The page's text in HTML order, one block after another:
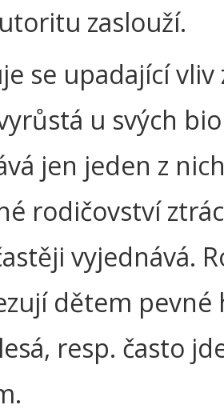
zaslouží.
se upadající
u svých
jen jeden z
rodičovství
vyjednává.
dětem
resp. často